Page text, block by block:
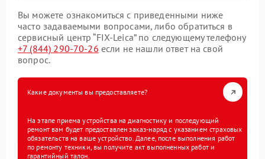
Вы можете ознакомиться с приведенными ниже
часто задаваемыми вопросами, либо обратиться в
сервисный центр “FIX-Leica” по следующему телефону
+7 (844) 290-70-26 если не нашли ответ на свой
вопрос.
Какие документы вы предоставляете?
На этапе приема устройства на диагностику и последующий
ремонт вам будет предоставлен заказ-наряд с указанием страховых
обязательств на ваше устройство. Далее, после выполнения работ
по ремонту техники, вы получите акт выполненных работ и
гарантийный талон.